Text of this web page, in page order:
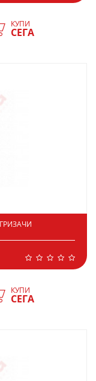
КУПИ
СЕГА
КУПИ
СЕГА